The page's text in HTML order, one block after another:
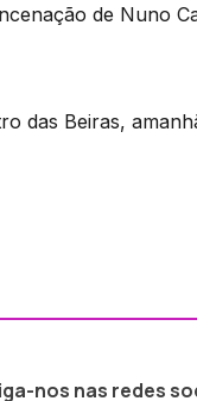
de Nuno
das Beiras,
nos nas redes